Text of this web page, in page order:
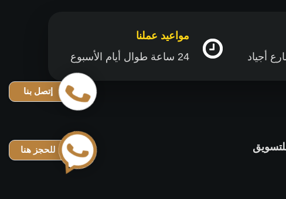
مواعيد عملنا
24 ساعة طوال أيام الأسبوع
إتصل بنا
للحجز هنا